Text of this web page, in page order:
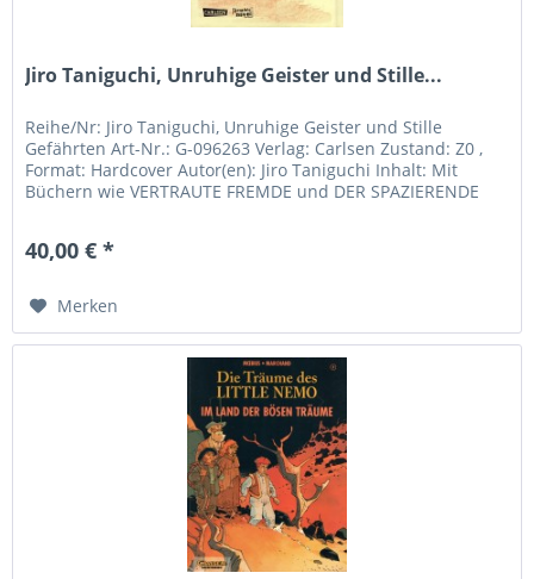
Jiro Taniguchi, Unruhige Geister und Stille...
Reihe/Nr: Jiro Taniguchi, Unruhige Geister und Stille
Gefährten Art-Nr.: G-096263 Verlag: Carlsen Zustand: Z0 ,
Format: Hardcover Autor(en): Jiro Taniguchi Inhalt: Mit
Büchern wie VERTRAUTE FREMDE und DER SPAZIERENDE
40,00 € *
Merken